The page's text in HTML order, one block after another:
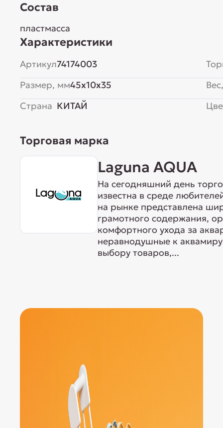
Состав
пластмасса
Характеристики
Артикул74174003
Размер, мм45x10x35
Страна КИТАЙ
Торговая марка
Laguna AQUA
На сегодняшний день
известна в среде
на рынке представлена
грамотного содержания,
комфортного ухода за
неравнодушные к
выбору товаров,...